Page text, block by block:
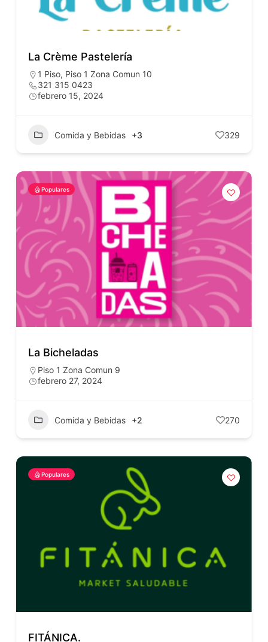
La Crème Pastelería
1 Piso, Piso 1 Zona Comun 10
321 315 0423
febrero 15, 2024
Comida y Bebidas +3 329
Populares
La Bicheladas
Piso 1 Zona Comun 9
febrero 27, 2024
Comida y Bebidas +2 270
Populares
FITÁNICA.